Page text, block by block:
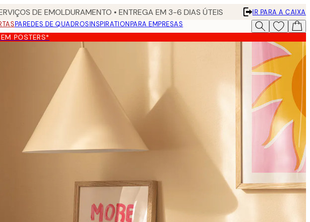
DE EMOLDURAMENTO • ENTREGA EM 3-6 DIAS ÚTEIS
IR PARA A CAIXA
PAREDES DE QUADROSINSPIRATIONPARA EMPRESAS
POSTERS*